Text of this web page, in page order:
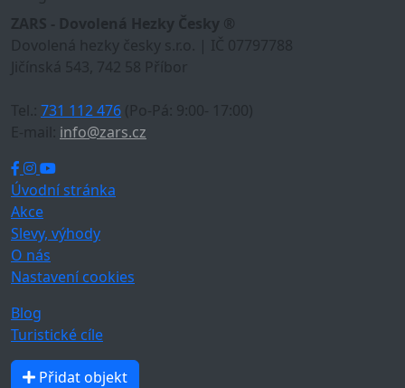
ZARS - Dovolená Hezky Česky ®
Dovolená hezky česky s.r.o. | IČ 07797788
Jičínská 543, 742 58 Příbor
Tel.: 731 112 476 (Po-Pá: 9:00- 17:00)
E-mail: info@zars.cz
Úvodní stránka
Akce
Slevy, výhody
O nás
Nastavení cookies
Blog
Turistické cíle
Přidat objekt